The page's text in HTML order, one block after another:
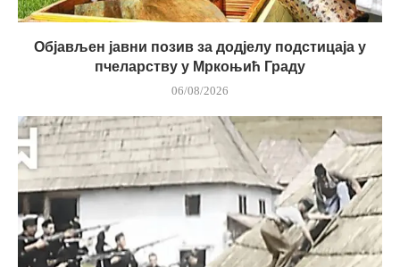
Објављен јавни позив за додјелу подстицаја у
пчеларству у Мркоњић Граду
06/08/2026